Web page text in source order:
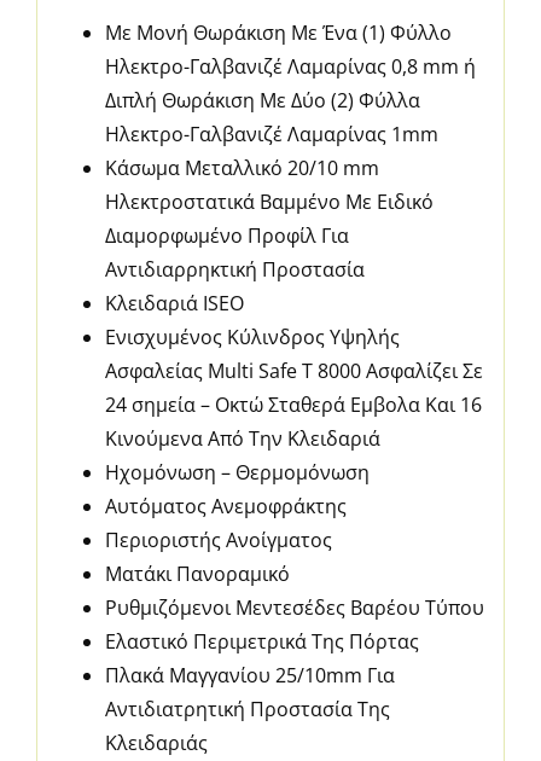
Με Μονή Θωράκιση Με Ένα (1) Φύλλο
Ηλεκτρο-Γαλβανιζέ Λαμαρίνας 0,8 mm ή
Διπλή Θωράκιση Με Δύο (2) Φύλλα
Ηλεκτρο-Γαλβανιζέ Λαμαρίνας 1mm
Κάσωμα Μεταλλικό 20/10 mm
Ηλεκτροστατικά Βαμμένο Με Ειδικό
Διαμορφωμένο Προφίλ Για
Αντιδιαρρηκτική Προστασία
Κλειδαριά ISEO
Ενισχυμένος Κύλινδρος Υψηλής
Ασφαλείας Multi Safe T 8000 Ασφαλίζει Σε
24 σημεία – Οκτώ Σταθερά Εμβολα Και 16
Κινούμενα Από Την Κλειδαριά
Ηχομόνωση – Θερμομόνωση
Αυτόματος Ανεμοφράκτης
Περιοριστής Ανοίγματος
Ματάκι Πανοραμικό
Ρυθμιζόμενοι Μεντεσέδες Βαρέου Τύπου
Ελαστικό Περιμετρικά Της Πόρτας
Πλακά Μαγγανίου 25/10mm Για
Αντιδιατρητική Προστασία Της
Κλειδαριάς